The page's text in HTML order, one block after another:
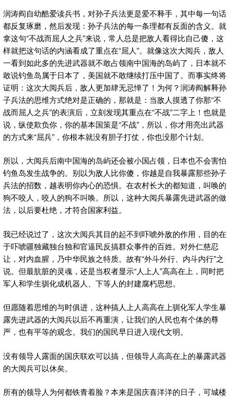
润涛阎自幼酷爱读兵书，对孙子兵法更是爱不释手，其中每一句话
都反复琢磨，然后发现：孙子兵法的每一条理都有反面的含义。就
拿这句“不战而屈人之兵”来说，常人总是把敌人看得比自己傻，这
样就把这句话的内涵看成了重点在“屈人”。就像这次大阅兵，敌人
一看到如此多的先进武器就不敢占领南中国海的岛屿了，日本就不
敢说钓鱼岛属于日本了，美国就不敢继续打压中国了。而事实终将
证明：这次大阅兵后，敌人更加肆无忌惮了！为何？润涛阎解释孙
子兵法的思维方式绝对是正确的，那就是：当敌人摸透了你那“不
战而屈人之兵”的表演后，立刻发现其重点在“不战”二字上！也就是
说，纵使欺负你，你的基本国策是“不战”，所以，你才用亮出武器
的方式来“屈兵”，你根本就没有胆子打仗，你也没那个计划。
所以，大阅兵后南中国海的岛屿还会被小国占领，日本也不会害怕
钓鱼岛发生战争的。别以为敌人比你傻，你越是自我暴露那些孙子
兵法的招数，越表明你内心的恐惧。在农村长大的都知道，叫唤的
狗不咬人，咬人的狗不叫唤。所以，这种大阅兵暴露先进武器的做
法，以后要杜绝，才符合国家利益。
我已经说过了，这次大阅兵其目的起不到吓唬外敌的作用，目的在
于吓唬疆独藏独台独和官逼民反搞群众事件的百姓。对外仁慈忍
让，对内血腥，乃中华民族之特质。故有“外斗外行、内斗内行”之
说。但最肮脏的灵魂，还是当权者显示“人上人”高高在上，同时把
军人和学生驯化成机器人、下等人的封建腐朽思想。
但愿随着思维的与时俱进，这种搞人上人高高在上驯化军人学生暴
露先进武器的大阅兵以后不再重演，让我们的人民也有个体的尊
严，也有平等的观念。我们的国民早日进入现代文明。
没有领导人露面的国庆联欢可以搞，但领导人高高在上的暴露武器
的大阅兵可以休矣。
所有的领导人为何都铁青着脸？本来是国庆喜洋洋的日子，可城楼